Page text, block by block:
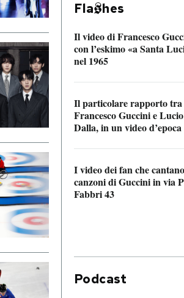
Fla hes
Il video di Francesco
con l’eskimo «a Santa
nel 1965
Il particolare rapporto tra
Francesco Guccini e Lucio
Dalla, in un video d’epoca
I video dei fan che
canzoni di Guccini in via
Fabbri 43
Podcast